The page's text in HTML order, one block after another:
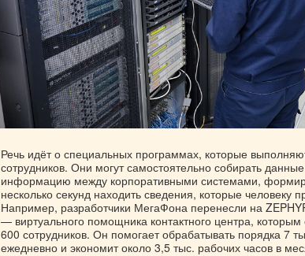
Речь идёт о специальных программах, которые
сотрудников. Они могут самостоятельно собирать
информацию между корпоративными системами,
несколько секунд находить сведения, которые человеку
Например, разработчики МегаФона перенесли на
— виртуального помощника контактного центра,
600 сотрудников. Он помогает обрабатывать порядка 7
ежедневно и экономит около 3,5 тыс. рабочих часов в